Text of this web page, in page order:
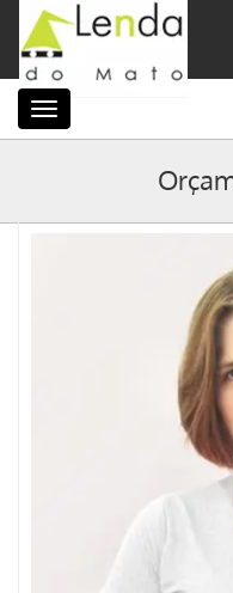
Categorias